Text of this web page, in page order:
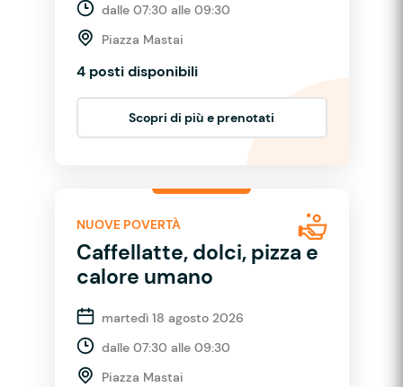
dalle 07:30 alle 09:30
Piazza Mastai
4 posti disponibili
Scopri di più e prenotati
NUOVE POVERTÀ
Caffellatte, dolci, pizza e
calore umano
martedì 18 agosto 2026
dalle 07:30 alle 09:30
Piazza Mastai